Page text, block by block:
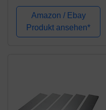
Amazon / Ebay
Produkt ansehen*